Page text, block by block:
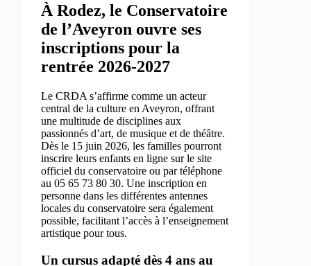
À Rodez, le Conservatoire
de l’Aveyron ouvre ses
inscriptions pour la
rentrée 2026-2027
Le CRDA s’affirme comme un acteur
central de la culture en Aveyron, offrant
une multitude de disciplines aux
passionnés d’art, de musique et de théâtre.
Dès le 15 juin 2026, les familles pourront
inscrire leurs enfants en ligne sur le site
officiel du conservatoire ou par téléphone
au 05 65 73 80 30. Une inscription en
personne dans les différentes antennes
locales du conservatoire sera également
possible, facilitant l’accès à l’enseignement
artistique pour tous.
Un cursus adapté dès 4 ans au